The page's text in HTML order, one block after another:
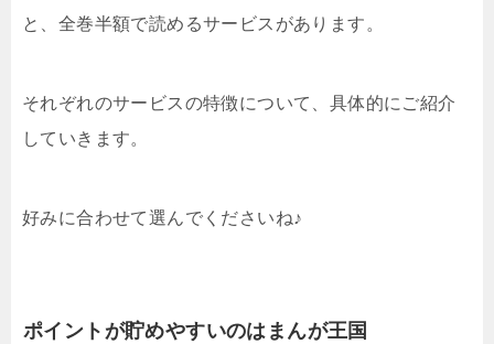
と、全巻半額で読めるサービスがあります。
それぞれのサービスの特徴について、具体的にご紹介
していきます。
好みに合わせて選んでくださいね♪
ポイントが貯めやすいのはまんが王国